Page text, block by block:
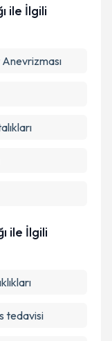
ile İlgili
ile İlgili
tedavisi